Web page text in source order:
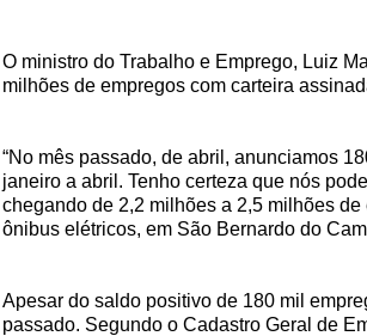
O ministro do Trabalho e Emprego, Luiz
milhões de empregos com carteira
“No mês passado, de abril, anunciamos
janeiro a abril. Tenho certeza que nós
chegando de 2,2 milhões a 2,5 milhões
ônibus elétricos, em São Bernardo do
Apesar do saldo positivo de 180 mil
passado. Segundo o Cadastro Geral de